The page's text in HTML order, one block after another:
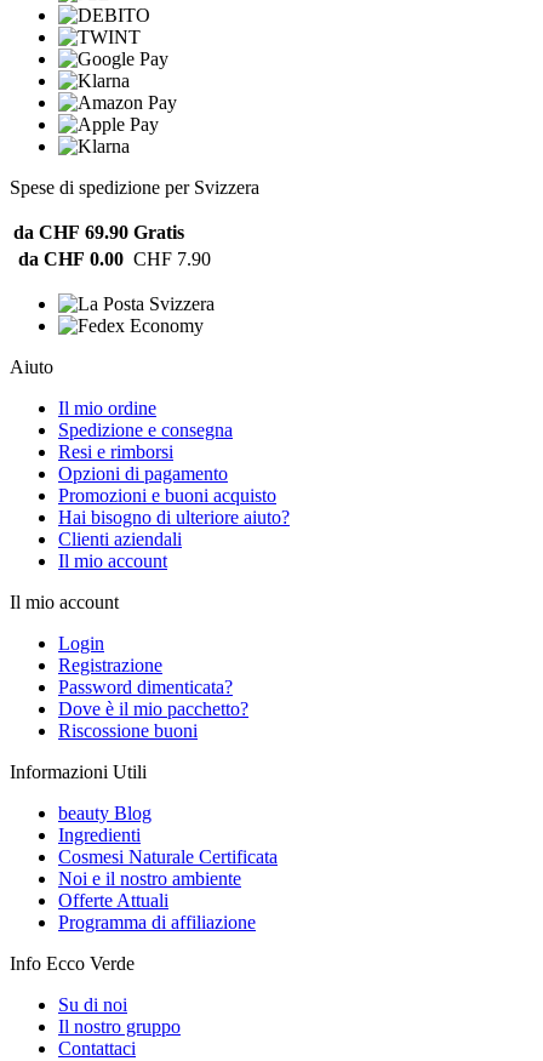
Spese di spedizione per Svizzera
da CHF 69.90 Gratis
da CHF 0.00 CHF 7.90
Aiuto
Il mio ordine
Spedizione e consegna
Resi e rimborsi
Opzioni di pagamento
Promozioni e buoni acquisto
Hai bisogno di ulteriore aiuto?
Clienti aziendali
Il mio account
Il mio account
Login
Registrazione
Password dimenticata?
Dove è il mio pacchetto?
Riscossione buoni
Informazioni Utili
beauty Blog
Ingredienti
Cosmesi Naturale Certificata
Noi e il nostro ambiente
Offerte Attuali
Programma di affiliazione
Info Ecco Verde
Su di noi
Il nostro gruppo
Contattaci